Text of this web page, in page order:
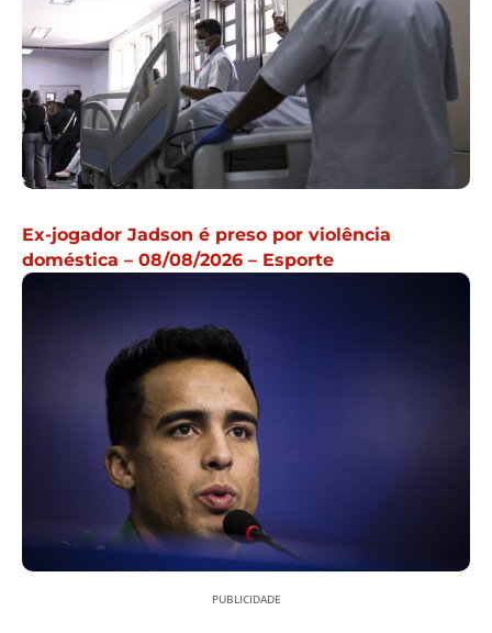
Ex-jogador Jadson é preso por violência
doméstica – 08/08/2026 – Esporte
PUBLICIDADE